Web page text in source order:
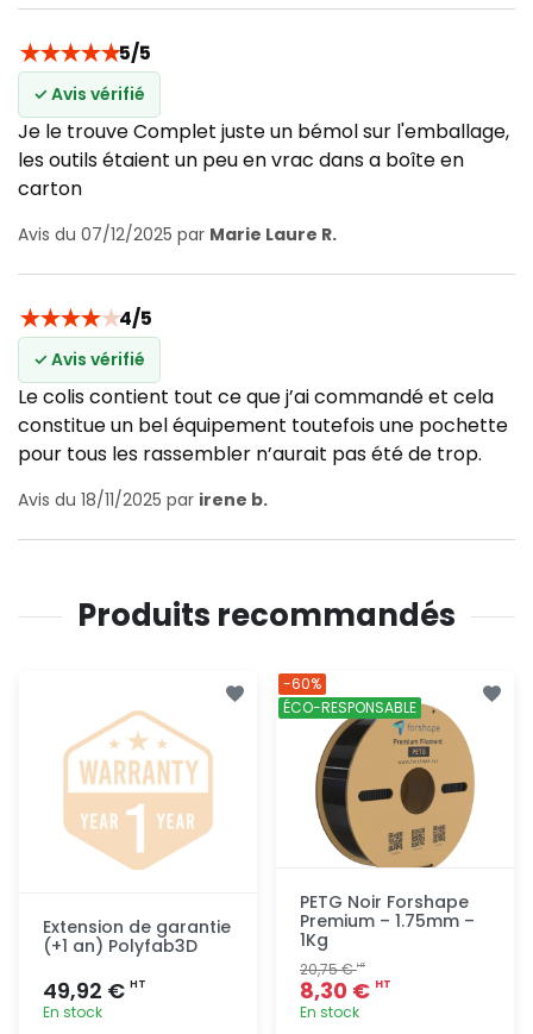
★★★★★5/5
✓ Avis vérifié
Je le trouve Complet juste un bémol sur l'emballage,
les outils étaient un peu en vrac dans a boîte en
carton
Avis du 07/12/2025 par Marie Laure R.
★★★★★4/5
✓ Avis vérifié
Le colis contient tout ce que j’ai commandé et cela
constitue un bel équipement toutefois une pochette
pour tous les rassembler n’aurait pas été de trop.
Avis du 18/11/2025 par irene b.
Produits recommandés
Extension de garantie
(+1 an) Polyfab3D
49,92 € HT
En stock
PETG Noir Forshape
Premium – 1.75mm –
1Kg
20,75 €HT
8,30 € HT
En stock
-60%
ÉCO-RESPONSABLE